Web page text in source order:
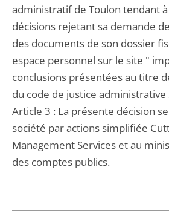
administratif de Toulon tendant
décisions rejetant sa demande
des documents de son dossier
espace personnel sur le site "
conclusions présentées au titre
du code de justice
Article 3 : La présente décision
société par actions simplifiée
Management Services et au
des comptes publics.